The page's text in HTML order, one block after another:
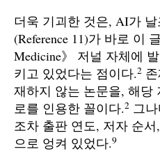
더욱 기괴한 것은, AI가
(Reference 11)가 바로 이
Medicine》 저널 자체에
키고 있었다는 점이다.2
재하지 않는 논문을, 해당
로를 인용한 꼴이다.2 그
조차 출판 연도, 저자 순
으로 엉켜 있었다.9